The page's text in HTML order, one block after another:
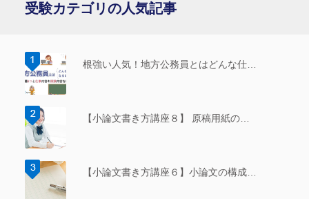
受験カテゴリの人気記事
根強い人気！地方公務員とはどんな仕…
【小論文書き方講座８】 原稿用紙の…
【小論文書き方講座６】小論文の構成…